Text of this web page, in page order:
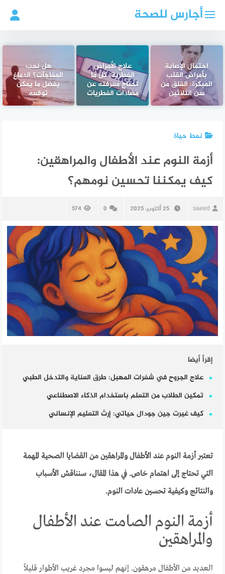
أجارس للصحة
احتمال الإصابة
بأمراض القلب
المبكرة: القلق من
سن الثلاثين
علاج الأمراض
الفطرية: كل ما
تحتاج معرفته عن
مضادات الفطريات
هل نحب
المفاجآت؟ الدماغ
يفضل ما يمكن
توقعه
نمط حياة
أزمة النوم عند الأطفال والمراهقين:
كيف يمكننا تحسين نومهم؟
saeed 25 أكتوبر، 2025 0
574
إقرأ أيضا
علاج الجروح في شفرات المهبل: طرق العناية والتدخل الطبي
تمكين الطلاب من التعلم باستخدام الذكاء الاصطناعي
كيف غيرت جين جودال حياتي: إرث التعليم الإنساني
تعتبر أزمة النوم عند الأطفال والمراهقين من القضايا الصحية المهمة
التي تحتاج إلى اهتمام خاص. في هذا المقال، سنناقش الأسباب
والنتائج وكيفية تحسين عادات النوم.
أزمة النوم الصامت عند الأطفال
والمراهقين
العديد من الأطفال مرهقون. إنهم ليسوا مجرد غريب الأطوار قليلاً